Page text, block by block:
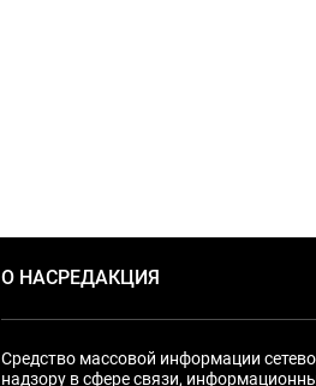
О НАСРЕДАКЦИЯ
Средство массовой информации
надзору в сфере связи,